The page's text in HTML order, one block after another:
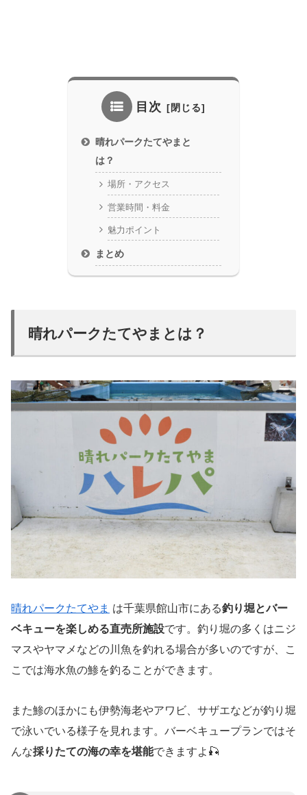
目次
晴れパークたてやまと
は？
場所・アクセス
営業時間・料金
魅力ポイント
まとめ
晴れパークたてやまとは？
晴れパークたてやま は千葉県館山市にある釣り堀とバー
ベキューを楽しめる直売所施設です。釣り堀の多くはニジ
マスやヤマメなどの川魚を釣れる場合が多いのですが、こ
こでは海水魚の鯵を釣ることができます。
また鯵のほかにも伊勢海老やアワビ、サザエなどが釣り堀
で泳いでいる様子を見れます。バーベキュープランではそ
んな採りたての海の幸を堪能できますよ🎣